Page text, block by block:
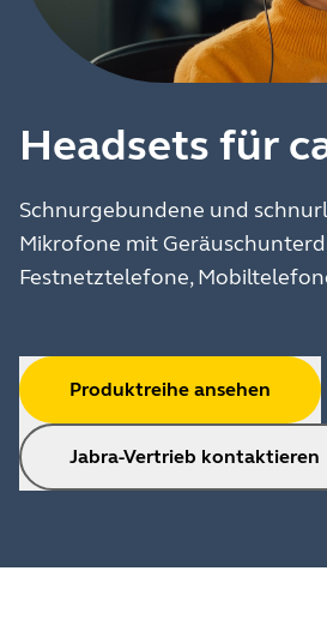
Headsets für
Schnurgebundene und
Mikrofone mit
Festnetztelefone,
Produktreihe ansehen
Jabra-Vertrieb kontaktieren